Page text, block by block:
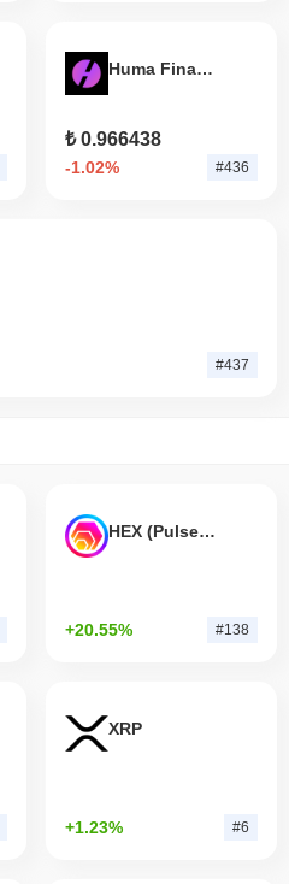
Huma Finance
₺ 0.966438
-1.02% #436
#437
HEX (Pulsechain)
+20.55% #138
XRP
+1.23% #6